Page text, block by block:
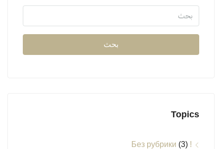
بحث
Topics
! Без рубрики
(3)